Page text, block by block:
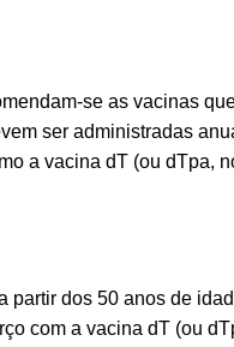
se as vacinas
ser administradas
a vacina dT (ou dTpa,
partir dos 50 anos de
com a vacina dT (ou